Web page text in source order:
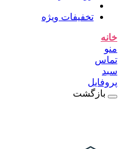
تخفیفات ویژه
خانه
منو
تماس
سبد
پروفایل
بازگشت